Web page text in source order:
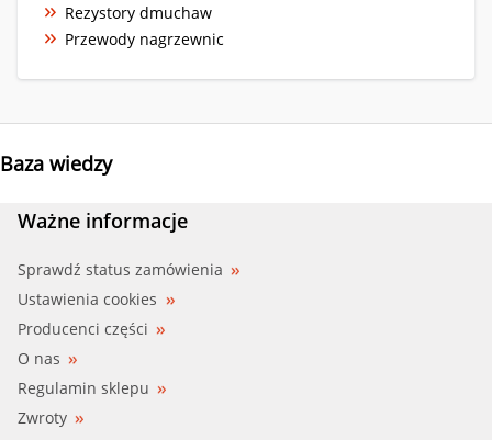
Rezystory dmuchaw
Przewody nagrzewnic
Baza wiedzy
Ważne informacje
Sprawdź status zamówienia
Ustawienia cookies
Producenci części
O nas
Regulamin sklepu
Zwroty